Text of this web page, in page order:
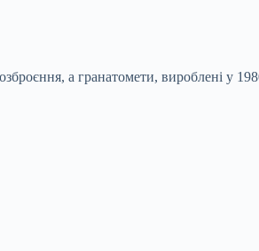
а гранатомети, вироблені у